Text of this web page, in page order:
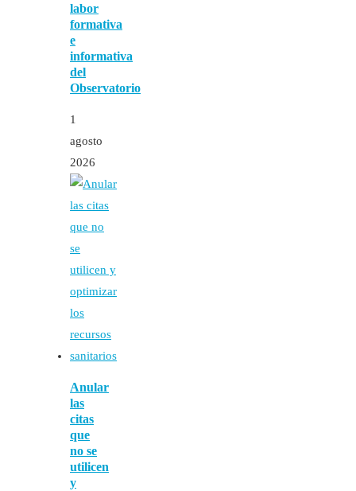
labor
formativa
e
informativa
del
Observatorio
1
agosto
2026
Anular
las
citas
que
no se
utilicen
y